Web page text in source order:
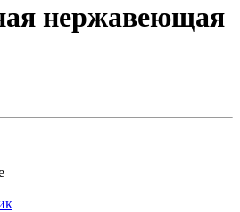
нержавеющая